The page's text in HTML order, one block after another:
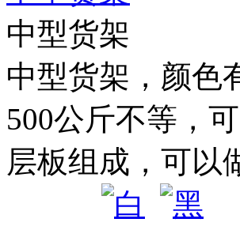
中型货架
中型货架，颜色
500公斤不等，
层板组成，可以